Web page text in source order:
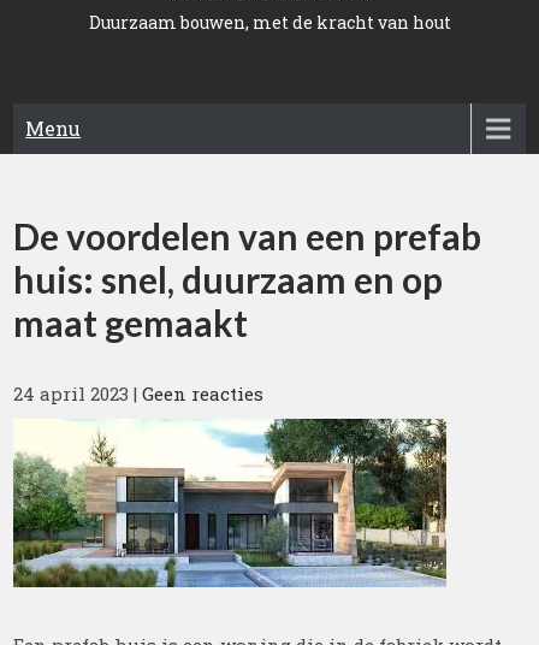
Duurzaam bouwen, met de kracht van hout
Menu
De voordelen van een prefab
huis: snel, duurzaam en op
maat gemaakt
24 april 2023 |Geen reacties